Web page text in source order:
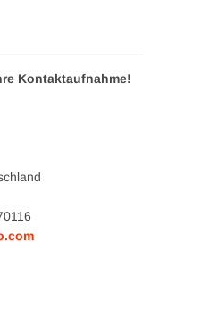
Kontaktaufnahme!